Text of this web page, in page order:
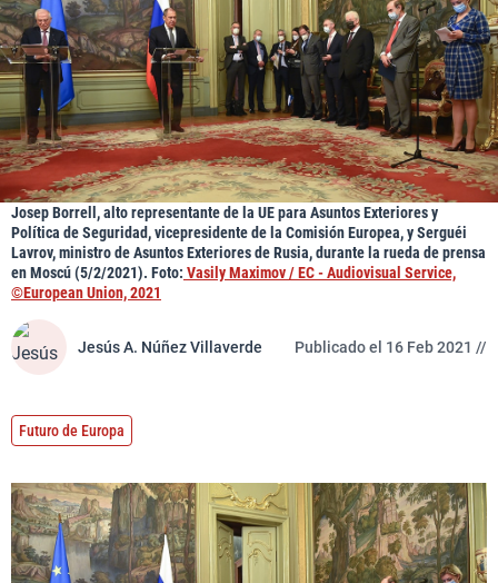
Josep Borrell, alto representante de la UE para Asuntos Exteriores y
Política de Seguridad, vicepresidente de la Comisión Europea, y Serguéi
Lavrov, ministro de Asuntos Exteriores de Rusia, durante la rueda de prensa
en Moscú (5/2/2021). Foto: Vasily Maximov / EC - Audiovisual Service,
©European Union, 2021
Jesús A. Núñez Villaverde Publicado el 16 Feb 2021 //
Futuro de Europa